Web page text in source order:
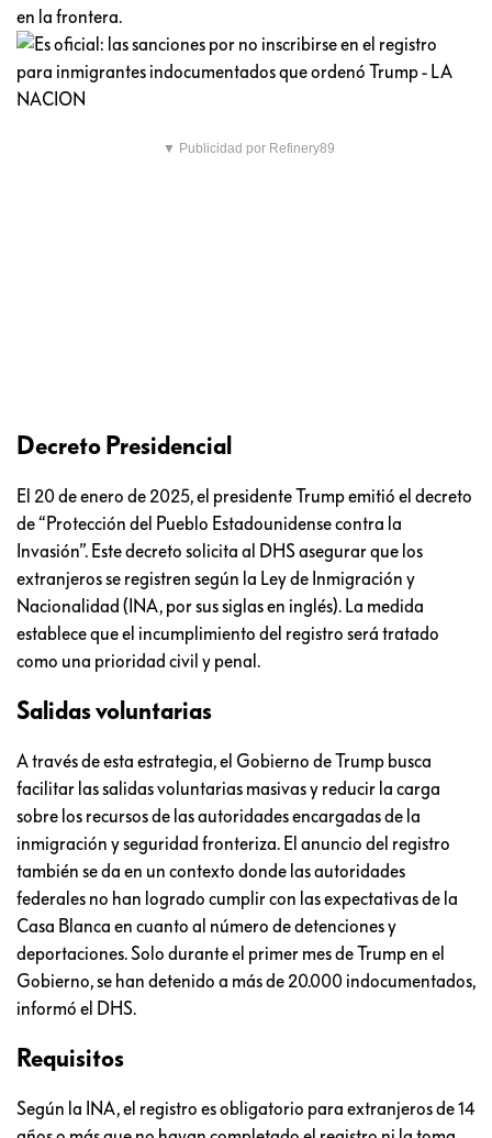
en la frontera.
▼ Publicidad por Refinery89
Decreto Presidencial
El 20 de enero de 2025, el presidente Trump emitió el decreto
de “Protección del Pueblo Estadounidense contra la
Invasión”. Este decreto solicita al DHS asegurar que los
extranjeros se registren según la Ley de Inmigración y
Nacionalidad (INA, por sus siglas en inglés). La medida
establece que el incumplimiento del registro será tratado
como una prioridad civil y penal.
Salidas voluntarias
A través de esta estrategia, el Gobierno de Trump busca
facilitar las salidas voluntarias masivas y reducir la carga
sobre los recursos de las autoridades encargadas de la
inmigración y seguridad fronteriza. El anuncio del registro
también se da en un contexto donde las autoridades
federales no han logrado cumplir con las expectativas de la
Casa Blanca en cuanto al número de detenciones y
deportaciones. Solo durante el primer mes de Trump en el
Gobierno, se han detenido a más de 20.000 indocumentados,
informó el DHS.
Requisitos
Según la INA, el registro es obligatorio para extranjeros de 14